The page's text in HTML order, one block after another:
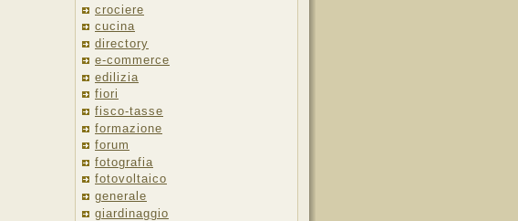
crociere
cucina
directory
e-commerce
edilizia
fiori
fisco-tasse
formazione
forum
fotografia
fotovoltaico
generale
giardinaggio